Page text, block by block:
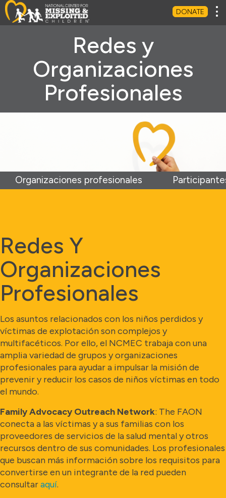
DONATE
Redes y
Organizaciones
Profesionales
Organizaciones profesionales
Redes Y
Organizaciones
Profesionales
Los asuntos relacionados con los niños perdidos y
víctimas de explotación son complejos y
multifacéticos. Por ello, el NCMEC trabaja con una
amplia variedad de grupos y organizaciones
profesionales para ayudar a impulsar la misión de
prevenir y reducir los casos de niños víctimas en todo
el mundo.
Family Advocacy Outreach Network: The FAON
conecta a las víctimas y a sus familias con los
proveedores de servicios de la salud mental y otros
recursos dentro de sus comunidades. Los profesionales
que buscan más información sobre los requisitos para
convertirse en un integrante de la red pueden
consultaraquí.